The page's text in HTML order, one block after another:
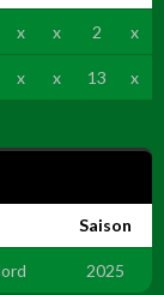
x x 2 x
x x 13 x
Saison
2025